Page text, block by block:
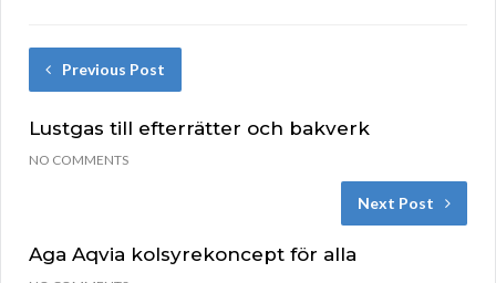
Previous Post
Lustgas till efterrätter och bakverk
NO COMMENTS
Next Post
Aga Aqvia kolsyrekoncept för alla